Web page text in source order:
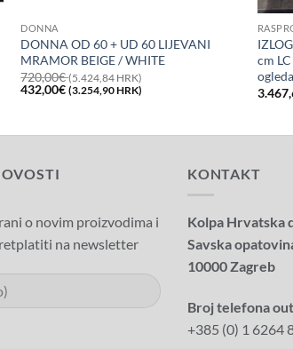
DONNA
DONNA OD 60 + UD 60 LIJEVANI
MRAMOR BEIGE / WHITE
720,00€(5.424,84 HRK)
Izvorna
cijena
720,00€
432,00€(3.254,90 HRK)
(3.254,90
cm
o novim proizvodima i
na newsletter
KONTAKT
Kolpa Hrvatska
Savska
10000 Zagreb
Broj telefona
+385 (0) 1 6264